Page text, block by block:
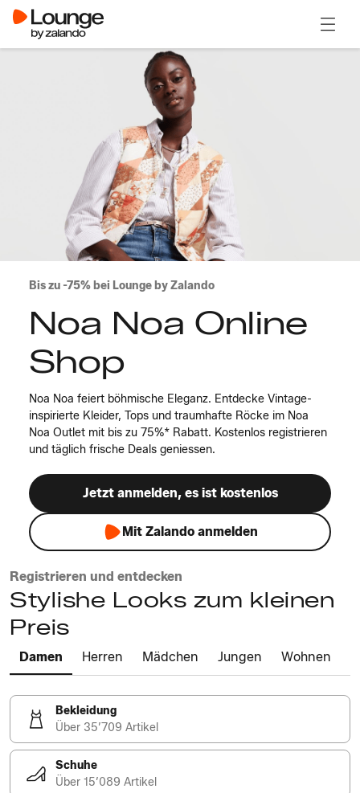
Bis zu -75% bei Lounge by Zalando
Noa Noa Online
Shop
Noa Noa feiert böhmische Eleganz. Entdecke Vintage-
inspirierte Kleider, Tops und traumhafte Röcke im Noa
Noa Outlet mit bis zu 75%* Rabatt. Kostenlos registrieren
und täglich frische Deals geniessen.
Jetzt anmelden, es ist kostenlos
Mit Zalando anmelden
Registrieren und entdecken
Stylishe Looks zum kleinen
Preis
Damen Herren Mädchen Jungen Wohnen
Bekleidung
Über 35’709 Artikel
Schuhe
Über 15’089 Artikel